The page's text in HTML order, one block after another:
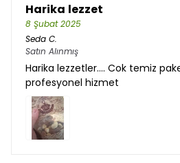
Harika lezzet
8 Şubat 2025
Seda C.
Satın Alınmış
Harika lezzetler…. Cok temiz
profesyonel hizmet